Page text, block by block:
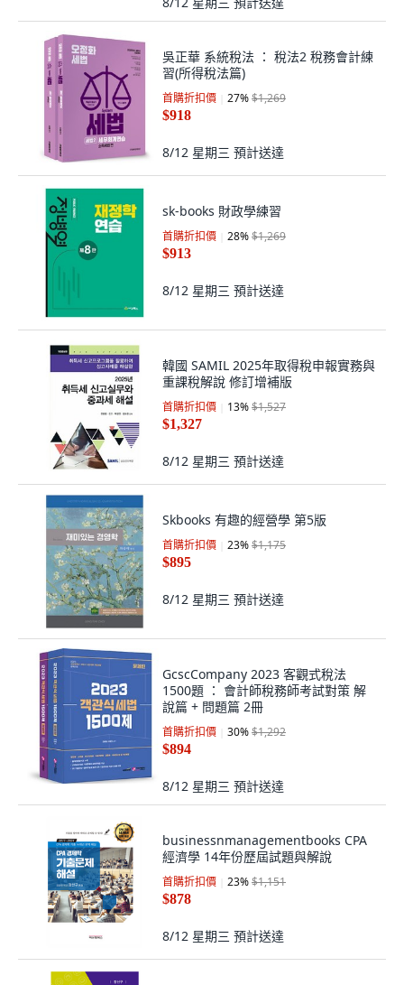
吳正華 系統稅法 ： 稅法2 稅務會計練
習(所得稅法篇)
首購折扣價 27%$1,269
$918
8/12 星期三 預計送達
sk-books 財政學練習
首購折扣價 28%$1,269
$913
8/12 星期三 預計送達
韓國 SAMIL 2025年取得稅申報實務與
重課稅解說 修訂增補版
首購折扣價 13%$1,527
$1,327
8/12 星期三 預計送達
Skbooks 有趣的經營學 第5版
首購折扣價 23%$1,175
$895
8/12 星期三 預計送達
GcscCompany 2023 客觀式稅法
1500題 ： 會計師稅務師考試對策 解
說篇 + 問題篇 2冊
首購折扣價 30%$1,292
$894
8/12 星期三 預計送達
businessnmanagementbooks CPA
經濟學 14年份歷屆試題與解說
首購折扣價 23%$1,151
$878
8/12 星期三 預計送達